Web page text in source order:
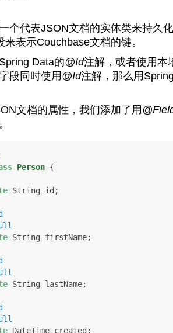
个代表JSON文档的实体类来持久
来表示Couchbase文档的键。
Data的@Id注解，或者使用本
段同时使用@Id注解，那么用
文档的属性，我们添加了用
Person {
String id;
String firstName;
String lastName;
DateTime created;